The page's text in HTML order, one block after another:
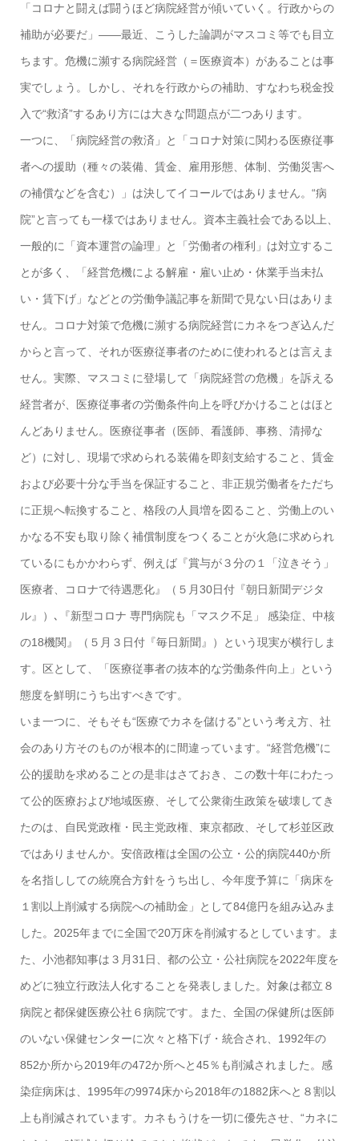
「コロナと闘えば闘うほど病院経営が傾いていく。行政からの
補助が必要だ」――最近、こうした論調がマスコミ等でも目立
ちます。危機に瀕する病院経営（＝医療資本）があることは事
実でしょう。しかし、それを行政からの補助、すなわち税金投
入で“救済”するあり方には大きな問題点が二つあります。
一つに、「病院経営の救済」と「コロナ対策に関わる医療従事
者への援助（種々の装備、賃金、雇用形態、体制、労働災害へ
の補償などを含む）」は決してイコールではありません。“病
院”と言っても一様ではありません。資本主義社会である以上、
一般的に「資本運営の論理」と「労働者の権利」は対立するこ
とが多く、「経営危機による解雇・雇い止め・休業手当未払
い・賃下げ」などとの労働争議記事を新聞で見ない日はありま
せん。コロナ対策で危機に瀕する病院経営にカネをつぎ込んだ
からと言って、それが医療従事者のために使われるとは言えま
せん。実際、マスコミに登場して「病院経営の危機」を訴える
経営者が、医療従事者の労働条件向上を呼びかけることはほと
んどありません。医療従事者（医師、看護師、事務、清掃な
ど）に対し、現場で求められる装備を即刻支給すること、賃金
および必要十分な手当を保証すること、非正規労働者をただち
に正規へ転換すること、格段の人員増を図ること、労働上のい
かなる不安も取り除く補償制度をつくることが火急に求められ
ているにもかかわらず、例えば『賞与が３分の１「泣きそう」
医療者、コロナで待遇悪化』（５月30日付『朝日新聞デジタ
ル』）､『新型コロナ 専門病院も「マスク不足」 感染症、中核
の18機関』（５月３日付『毎日新聞』）という現実が横行しま
す。区として、「医療従事者の抜本的な労働条件向上」という
態度を鮮明にうち出すべきです。
いま一つに、そもそも“医療でカネを儲ける”という考え方、社
会のあり方そのものが根本的に間違っています。“経営危機”に
公的援助を求めることの是非はさておき、この数十年にわたっ
て公的医療および地域医療、そして公衆衛生政策を破壊してき
たのは、自民党政権・民主党政権、東京都政、そして杉並区政
ではありませんか。安倍政権は全国の公立・公的病院440か所
を名指ししての統廃合方針をうち出し、今年度予算に「病床を
１割以上削減する病院への補助金」として84億円を組み込みま
した。2025年までに全国で20万床を削減するとしています。ま
た、小池都知事は３月31日、都の公立・公社病院を2022年度を
めどに独立行政法人化することを発表しました。対象は都立８
病院と都保健医療公社６病院です。また、全国の保健所は医師
のいない保健センターに次々と格下げ・統合され、1992年の
852か所から2019年の472か所へと45％も削減されました。感
染症病床は、1995年の9974床から2018年の1882床へと８割以
上も削減されています。カネもうけを一切に優先させ、“カネに